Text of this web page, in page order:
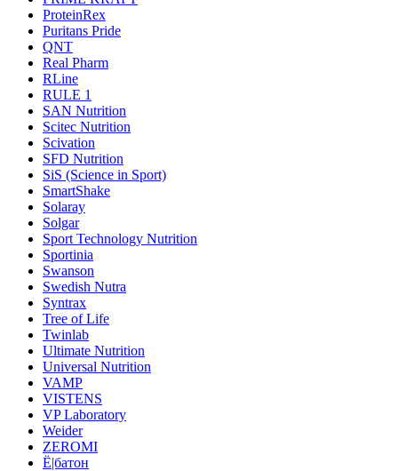
ProteinRex
Puritans Pride
QNT
Real Pharm
RLine
RULE 1
SAN Nutrition
Scitec Nutrition
Scivation
SFD Nutrition
SiS (Science in Sport)
SmartShake
Solaray
Solgar
Sport Technology Nutrition
Sportinia
Swanson
Swedish Nutra
Syntrax
Tree of Life
Twinlab
Ultimate Nutrition
Universal Nutrition
VAMP
VISTENS
VP Laboratory
Weider
ZEROMI
Ё|батон